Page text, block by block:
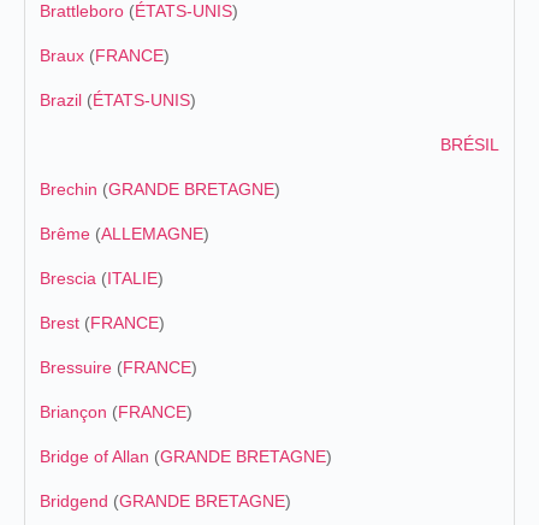
Brattleboro (ÉTATS-UNIS)
Braux (FRANCE)
Brazil (ÉTATS-UNIS)
BRÉSIL
Brechin (GRANDE BRETAGNE)
Brême (ALLEMAGNE)
Brescia (ITALIE)
Brest (FRANCE)
Bressuire (FRANCE)
Briançon (FRANCE)
Bridge of Allan (GRANDE BRETAGNE)
Bridgend (GRANDE BRETAGNE)